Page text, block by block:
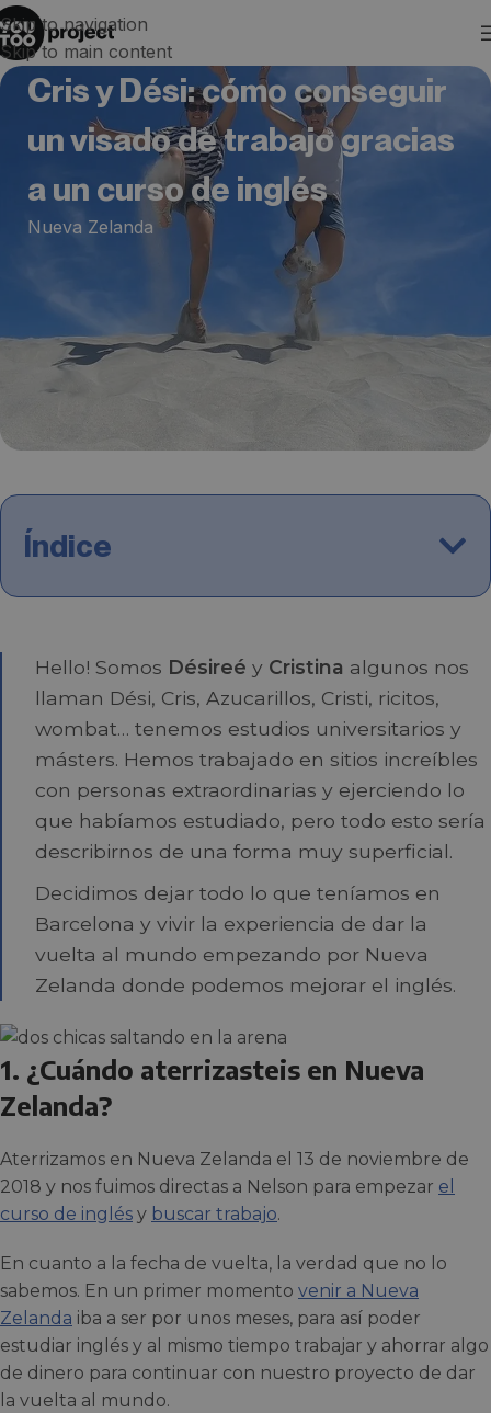
Skip to navigation
Skip to main content
Cris y Dési: cómo conseguir
un visado de trabajo gracias
a un curso de inglés
Nueva Zelanda
Índice
Hello! Somos Désireé y Cristina algunos nos
llaman Dési, Cris, Azucarillos, Cristi, ricitos,
wombat… tenemos estudios universitarios y
másters. Hemos trabajado en sitios increíbles
con personas extraordinarias y ejerciendo lo
que habíamos estudiado, pero todo esto sería
describirnos de una forma muy superficial.
Decidimos dejar todo lo que teníamos en
Barcelona y vivir la experiencia de dar la
vuelta al mundo empezando por Nueva
Zelanda donde podemos mejorar el inglés.
1. ¿Cuándo aterrizasteis en Nueva
Zelanda?
Aterrizamos en Nueva Zelanda el 13 de noviembre de
2018 y nos fuimos directas a Nelson para empezar el
curso de inglés y buscar trabajo.
En cuanto a la fecha de vuelta, la verdad que no lo
sabemos. En un primer momento venir a Nueva
Zelanda iba a ser por unos meses, para así poder
estudiar inglés y al mismo tiempo trabajar y ahorrar algo
de dinero para continuar con nuestro proyecto de dar
la vuelta al mundo.